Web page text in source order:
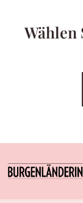
Wählen